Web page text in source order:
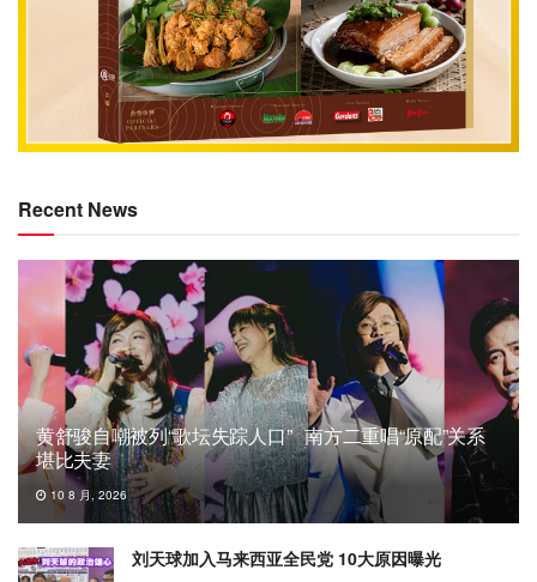
Recent News
黄舒骏自嘲被列“歌坛失踪人口” 南方二重唱“原配”关系
堪比夫妻
10 8 月, 2026
刘天球加入马来西亚全民党 10大原因曝光